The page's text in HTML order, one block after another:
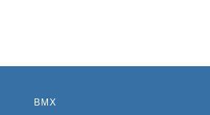
BMX